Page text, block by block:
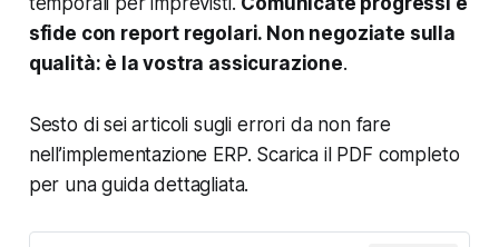
sfide con report regolari. Non negoziate sulla
qualità: è la vostra assicurazione.
Sesto di sei articoli sugli errori da non fare
nell’implementazione ERP. Scarica il PDF completo
per una guida dettagliata.